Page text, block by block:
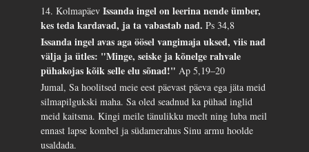
14. KolmapäevIssanda ingel on leerina nende ümber,
kes teda kardavad, ja ta vabastab nad.Ps 34,8
Issanda ingel avas aga öösel vangimaja uksed, viis nad
välja ja ütles: "Minge, seiske ja kõnelge rahvale
pühakojas kõik selle elu sõnad!"Ap 5,19–20
Jumal, Sa hoolitsed meie eest päevast päeva ega jäta meid
silmapilgukski maha. Sa oled seadnud ka pühad inglid
meid kaitsma. Kingi meile tänulikku meelt ning luba meil
ennast lapse kombel ja südamerahus Sinu armu hoolde
usaldada.